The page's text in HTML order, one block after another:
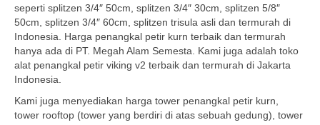
seperti splitzen 3/4″ 50cm, splitzen 3/4″ 30cm, splitzen 5/8″
50cm, splitzen 3/4″ 60cm, splitzen trisula asli dan termurah di
Indonesia. Harga penangkal petir kurn terbaik dan termurah
hanya ada di PT. Megah Alam Semesta. Kami juga adalah toko
alat penangkal petir viking v2 terbaik dan termurah di Jakarta
Indonesia.
Kami juga menyediakan harga tower penangkal petir kurn,
tower rooftop (tower yang berdiri di atas sebuah gedung), tower